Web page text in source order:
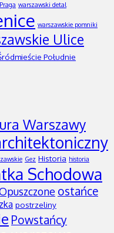
warszawski detal
warszawskie pomniki
Ulice
Południe
Warszawy
Gez Historia historia
Schodowa
ostańce
postrzeliny
Powstańcy